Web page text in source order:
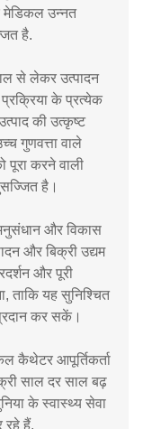
मेडिकल उन्नत
है.
से लेकर उत्पादन
के प्रत्येक
की उत्कृष्ट
गुणवत्ता वाले
पूरा करने वाली
है।
और विकास
और बिक्री उद्यम
और पूरी
ताकि यह सुनिश्चित
कर सकें।
कैथेटर आपूर्तिकर्ता
साल दर साल बढ़
के स्वास्थ्य सेवा
रहे हैं.